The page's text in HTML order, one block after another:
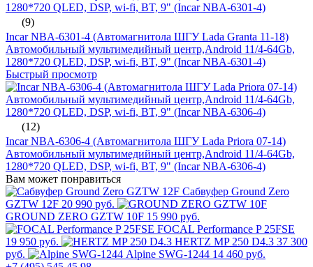
(9)
Incar NBA-6301-4 (Автомагнитола ШГУ Lada Granta 11-18)
Автомобильный мультимедийный центр,Android 11/4-64Gb,
1280*720 QLED, DSP, wi-fi, BT, 9" (Incar NBA-6301-4)
Быстрый просмотр
(12)
Incar NBA-6306-4 (Автомагнитола ШГУ Lada Priora 07-14)
Автомобильный мультимедийный центр,Android 11/4-64Gb,
1280*720 QLED, DSP, wi-fi, BT, 9" (Incar NBA-6306-4)
Вам может понравиться
Сабвуфер Ground Zero
GZTW 12F 20 990 руб.
GROUND ZERO GZTW 10F 15 990 руб.
FOCAL Performance P 25FSE
19 950 руб.
HERTZ MP 250 D4.3 37 300
руб.
Alpine SWG-1244 14 460 руб.